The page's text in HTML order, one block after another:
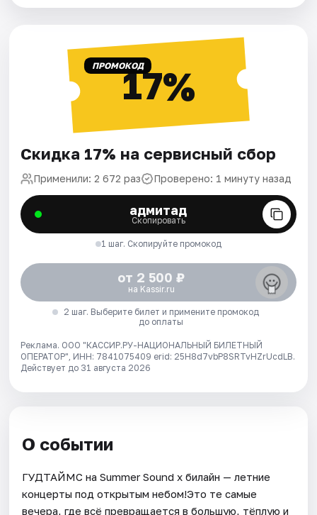
ПРОМОКОД17%
Скидка 17% на сервисный сбор
Применили: 2 672 раз Проверено: 1 минуту назад
адмитад
Скопировать
1 шаг. Скопируйте промокод
от 2 500 ₽
на Kassir.ru
2 шаг. Выберите билет и примените промокод
до оплаты
Реклама. ООО "КАССИР.РУ-НАЦИОНАЛЬНЫЙ БИЛЕТНЫЙ
ОПЕРАТОР", ИНН: 7841075409 erid: 25H8d7vbP8SRTvHZrUcdLB.
Действует до 31 августа 2026
О событии
ГУДТАЙМС на Summer Sound x билайн — летние
концерты под открытым небом!Это те самые
вечера, где всё превращается в большую, тёплую и